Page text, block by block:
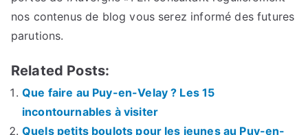
nos contenus de blog vous serez informé des futures
parutions.
Related Posts:
Que faire au Puy-en-Velay ? Les 15
incontournables à visiter
Quels petits boulots pour les jeunes au Puy-en-